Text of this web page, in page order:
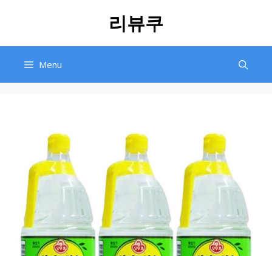
리뷰쿠
Menu